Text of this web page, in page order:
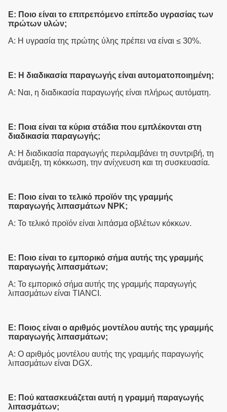
Ε: Ποιο είναι το επιτρεπόμενο επίπεδο υγρασίας των
πρώτων υλών;
Α: Η υγρασία της πρώτης ύλης πρέπει να είναι ≤ 30%.
Ε: Η διαδικασία παραγωγής είναι αυτοματοποιημένη;
Α: Ναι, η διαδικασία παραγωγής είναι πλήρως αυτόματη.
Ε: Ποια είναι τα κύρια στάδια που εμπλέκονται στη
διαδικασία παραγωγής;
Α: Η διαδικασία παραγωγής περιλαμβάνει τη συντριβή, τη
ανάμειξη, τη κόκκωση, την ανίχνευση και τη συσκευασία.
Ε: Ποιο είναι το τελικό προϊόν της γραμμής
παραγωγής λιπασμάτων NPK;
Α: Το τελικό προϊόν είναι λιπάσμα οβλέτων κόκκων.
Ε: Ποιο είναι το εμπορικό σήμα αυτής της γραμμής
παραγωγής λιπασμάτων;
Α: Το εμπορικό σήμα αυτής της γραμμής παραγωγής
λιπασμάτων είναι TIANCI.
Ε: Ποιος είναι ο αριθμός μοντέλου αυτής της γραμμής
παραγωγής λιπασμάτων;
Α: Ο αριθμός μοντέλου αυτής της γραμμής παραγωγής
λιπασμάτων είναι DGX.
Ε: Πού κατασκευάζεται αυτή η γραμμή παραγωγής
λιπασμάτων;